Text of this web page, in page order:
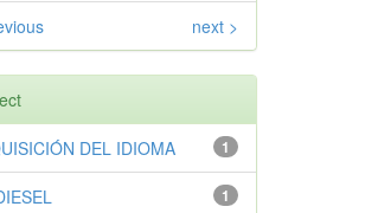
next >
1
DEL IDIOMA
1